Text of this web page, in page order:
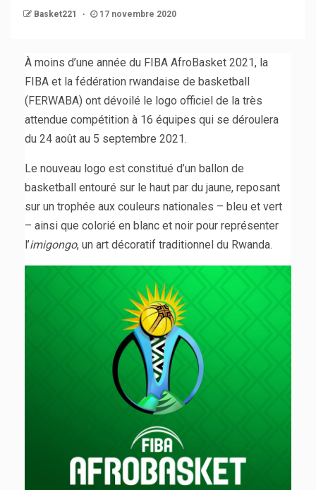
Basket221 17 novembre 2020
À moins d’une année du FIBA AfroBasket 2021, la
FIBA et la fédération rwandaise de basketball
(FERWABA) ont dévoilé le logo officiel de la très
attendue compétition à 16 équipes qui se déroulera
du 24 août au 5 septembre 2021.
Le nouveau logo est constitué d’un ballon de
basketball entouré sur le haut par du jaune, reposant
sur un trophée aux couleurs nationales – bleu et vert
– ainsi que colorié en blanc et noir pour représenter
l’imigongo, un art décoratif traditionnel du Rwanda.